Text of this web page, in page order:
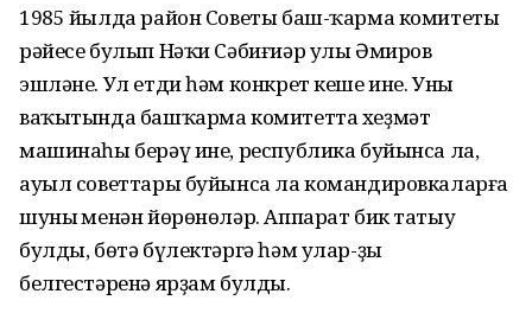
1985 йылда район Советы баш-ҡарма комитеты
рәйесе булып Нәҡи Сәбиғиәр улы Әмиров
эшләне. Ул етди һәм конкрет кеше ине. Уның
ваҡытында башҡарма комитетта хеҙмәт
машинаһы берәү ине, республика буйынса ла,
ауыл советтары буйынса ла командировкаларға
шуның менән йөрөнөләр. Аппарат бик татыу
булды, бөтә бүлектәргә һәм улар-ҙың
белгестәренә ярҙам булды.